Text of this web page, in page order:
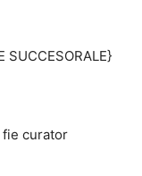
SUCCESORALE}
fie curator